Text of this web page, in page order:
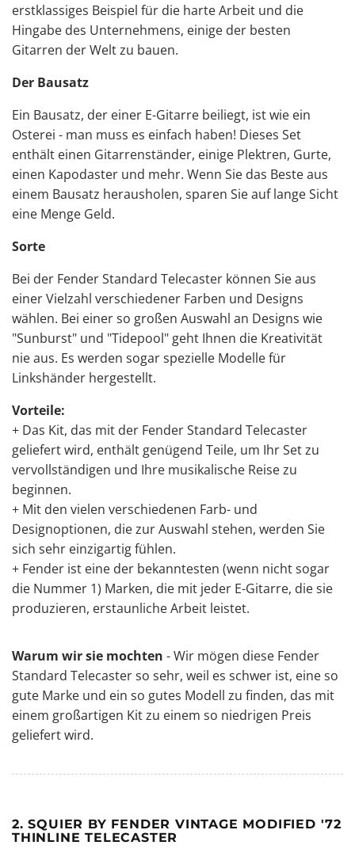
erstklassiges Beispiel für die harte Arbeit und die
Hingabe des Unternehmens, einige der besten
Gitarren der Welt zu bauen.
Der Bausatz
Ein Bausatz, der einer E-Gitarre beiliegt, ist wie ein
Osterei - man muss es einfach haben! Dieses Set
enthält einen Gitarrenständer, einige Plektren, Gurte,
einen Kapodaster und mehr. Wenn Sie das Beste aus
einem Bausatz herausholen, sparen Sie auf lange Sicht
eine Menge Geld.
Sorte
Bei der Fender Standard Telecaster können Sie aus
einer Vielzahl verschiedener Farben und Designs
wählen. Bei einer so großen Auswahl an Designs wie
"Sunburst" und "Tidepool" geht Ihnen die Kreativität
nie aus. Es werden sogar spezielle Modelle für
Linkshänder hergestellt.
Vorteile:
+ Das Kit, das mit der Fender Standard Telecaster
geliefert wird, enthält genügend Teile, um Ihr Set zu
vervollständigen und Ihre musikalische Reise zu
beginnen.
+ Mit den vielen verschiedenen Farb- und
Designoptionen, die zur Auswahl stehen, werden Sie
sich sehr einzigartig fühlen.
+ Fender ist eine der bekanntesten (wenn nicht sogar
die Nummer 1) Marken, die mit jeder E-Gitarre, die sie
produzieren, erstaunliche Arbeit leistet.
Warum wir sie mochten - Wir mögen diese Fender
Standard Telecaster so sehr, weil es schwer ist, eine so
gute Marke und ein so gutes Modell zu finden, das mit
einem großartigen Kit zu einem so niedrigen Preis
geliefert wird.
2. SQUIER BY FENDER VINTAGE MODIFIED '72
THINLINE TELECASTER